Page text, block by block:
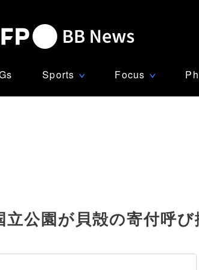
Sports ∨ Focus ∨
公園が貝殻の寄付呼び